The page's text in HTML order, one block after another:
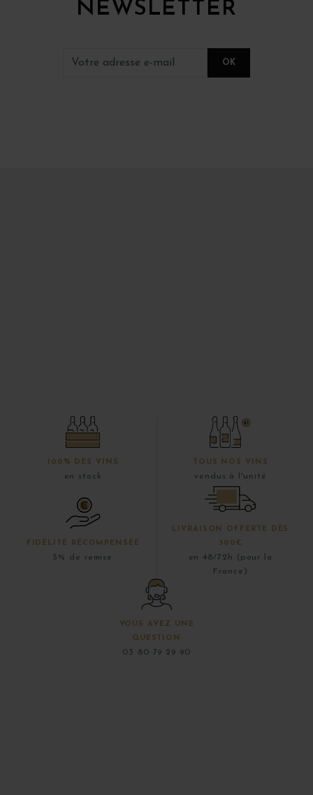
NEWSLETTER
100% DES VINS
en stock
TOUS NOS VINS
vendus à l'unité
FIDÉLITÉ RÉCOMPENSÉE
5% de remise
LIVRAISON OFFERTE DÈS
300€
en 48/72h (pour la
France)
VOUS AVEZ UNE
QUESTION
03 80 79 29 90